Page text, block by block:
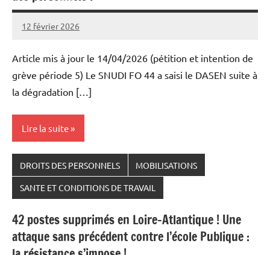
12 février 2026
Snudifo44
Article mis à jour le 14/04/2026 (pétition et intention de
grève période 5) Le SNUDI FO 44 a saisi le DASEN suite à
la dégradation […]
Lire la suite
DROITS DES PERSONNELS MOBILISATIONS
SANTE ET CONDITIONS DE TRAVAIL
42 postes supprimés en Loire-Atlantique ! Une
attaque sans précédent contre l’école Publique :